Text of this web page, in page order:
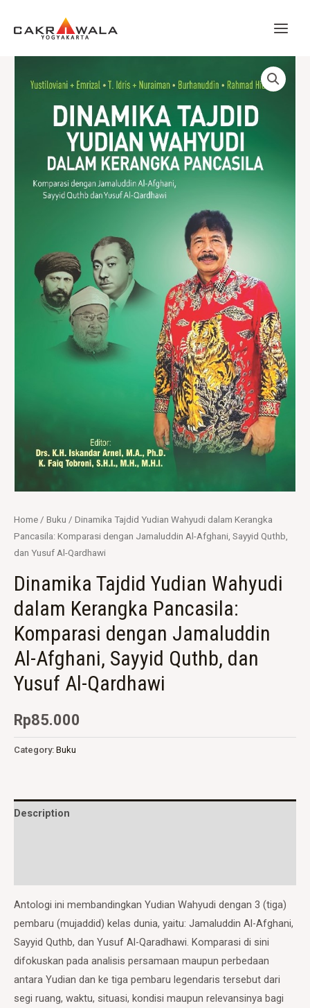
Home / Buku / Dinamika Tajdid Yudian Wahyudi dalam Kerangka
Pancasila: Komparasi dengan Jamaluddin Al-Afghani, Sayyid Quthb,
dan Yusuf Al-Qardhawi
Dinamika Tajdid Yudian Wahyudi
dalam Kerangka Pancasila:
Komparasi dengan Jamaluddin
Al-Afghani, Sayyid Quthb, dan
Yusuf Al-Qardhawi
Rp85.000
Category: Buku
Description
Antologi ini membandingkan Yudian Wahyudi dengan 3 (tiga)
pembaru (mujaddid) kelas dunia, yaitu: Jamaluddin Al-Afghani,
Sayyid Quthb, dan Yusuf Al-Qaradhawi. Komparasi di sini
difokuskan pada analisis persamaan maupun perbedaan
antara Yudian dan ke tiga pembaru legendaris tersebut dari
segi ruang, waktu, situasi, kondisi maupun relevansinya bagi